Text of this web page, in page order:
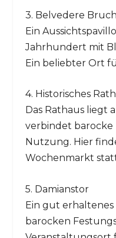
3. Belvedere
Ein
Jahrhundert mit
Ein beliebter Ort
4. Historisches
Das Rathaus liegt
verbindet
Nutzung. Hier
Wochenmarkt
5. Damianstor
Ein gut
barocken